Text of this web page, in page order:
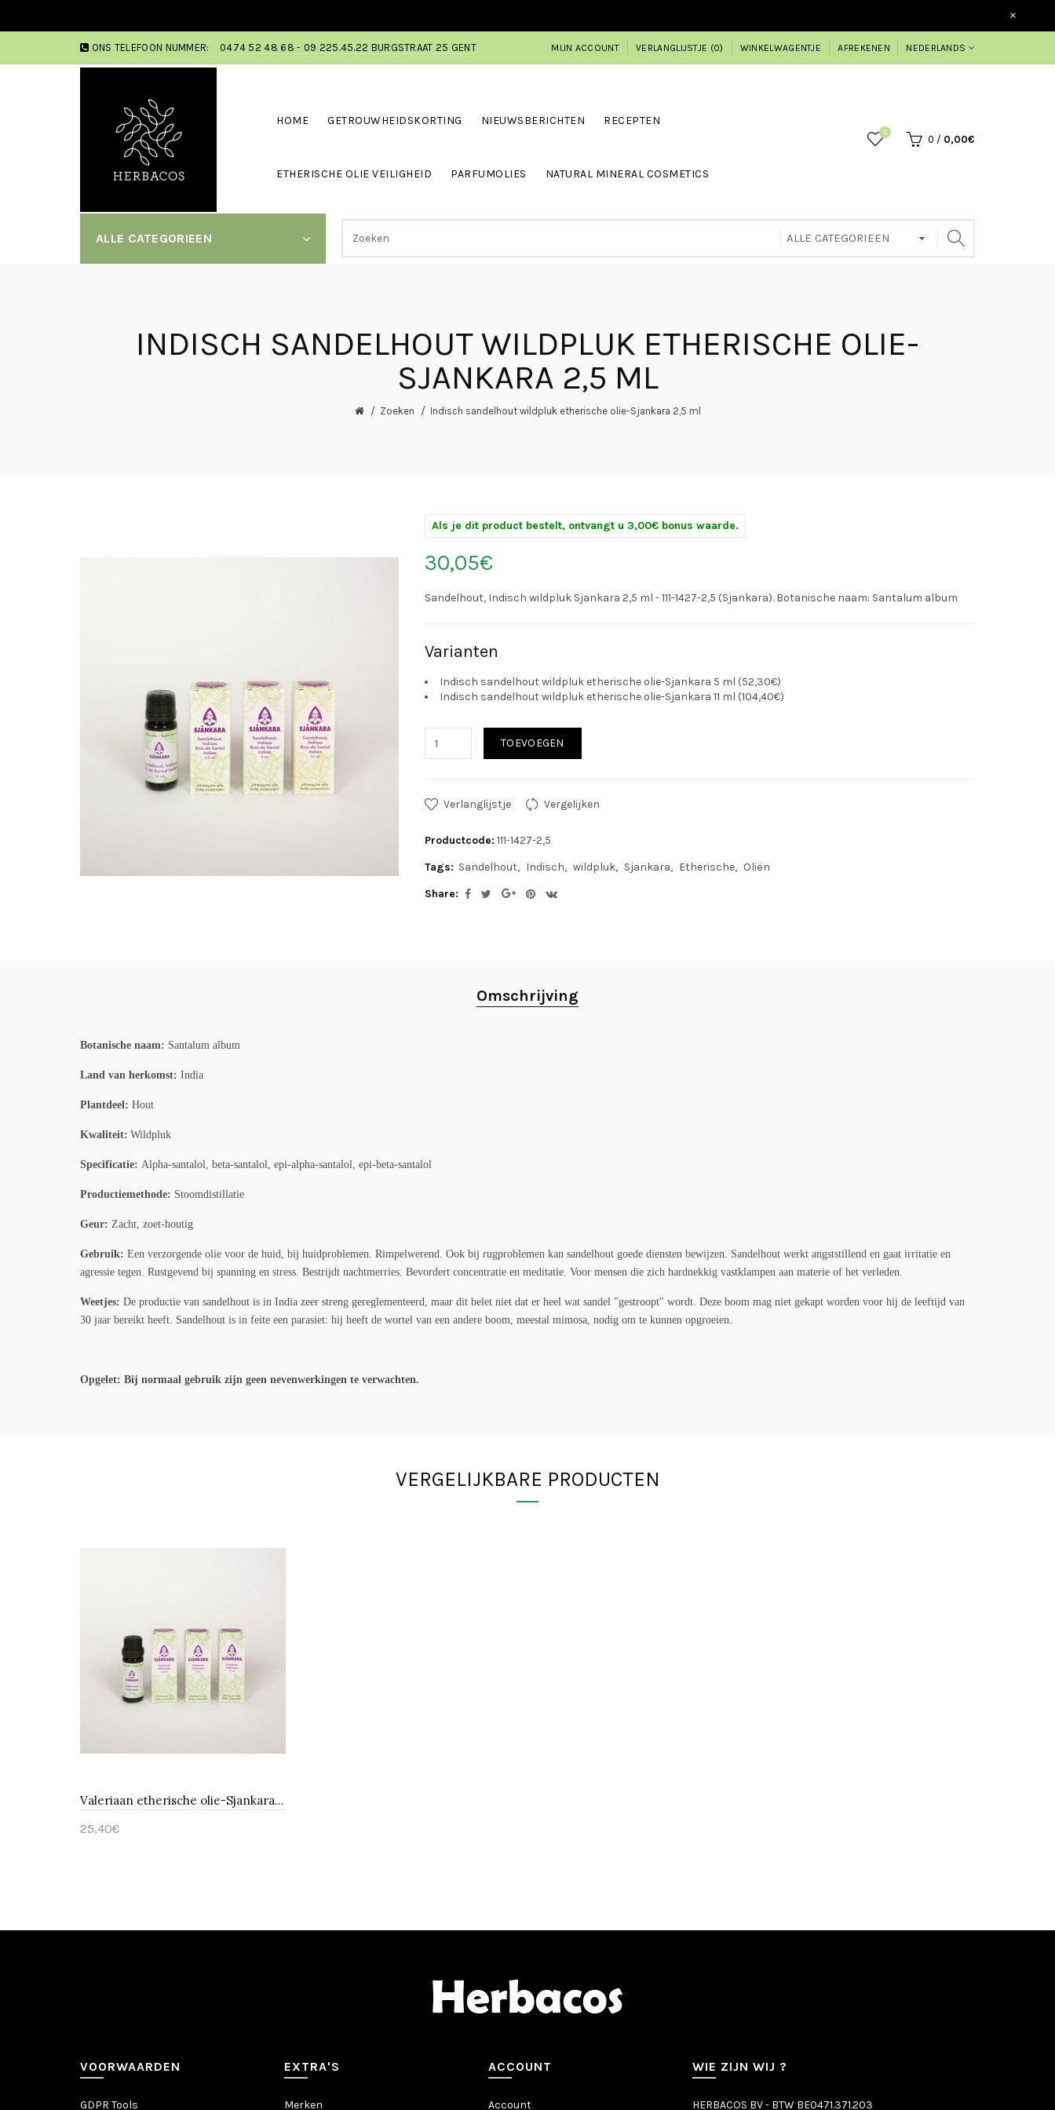
×
ONS TELEFOON NUMMER: 0474 52 48 68 - 09 225.45.22 BURGSTRAAT 25 GENT MIJN ACCOUNT VERLANGLIJSTJE (0) WINKELWAGENTJE AFREKENEN NEDERLANDS
HOME GETROUWHEIDSKORTING NIEUWSBERICHTEN RECEPTEN
ETHERISCHE OLIE VEILIGHEID PARFUMOLIES NATURAL MINERAL COSMETICS
0
0 / 0,00€
ALLE CATEGORIEEN
INDISCH SANDELHOUT WILDPLUK ETHERISCHE OLIE-
SJANKARA 2,5 ML
Zoeken Indisch sandelhout wildpluk etherische olie-Sjankara 2,5 ml
Als je dit product bestelt, ontvangt u 3,00€ bonus waarde.
30,05€
Sandelhout, Indisch wildpluk Sjankara 2,5 ml - 111-1427-2,5 (Sjankara). Botanische naam: Santalum album
Varianten
Indisch sandelhout wildpluk etherische olie-Sjankara 5 ml (52,30€)
Indisch sandelhout wildpluk etherische olie-Sjankara 11 ml (104,40€)
TOEVOEGEN
Verlanglijstje Vergelijken
Productcode: 111-1427-2,5
Tags: Sandelhout Indisch wildpluk Sjankara Etherische
Oliën
Share:
Omschrijving
Botanische naam: Santalum album
Land van herkomst: India
Plantdeel: Hout
Kwaliteit: Wildpluk
Specificatie: Alpha-santalol, beta-santalol, epi-alpha-santalol, epi-beta-santalol
Productiemethode: Stoomdistillatie
Geur: Zacht, zoet-houtig
Gebruik: Een verzorgende olie voor de huid, bij huidproblemen. Rimpelwerend. Ook bij rugproblemen kan sandelhout goede diensten bewijzen. Sandelhout werkt angststillend en gaat irritatie en
agressie tegen. Rustgevend bij spanning en stress. Bestrijdt nachtmerries. Bevordert concentratie en meditatie. Voor mensen die zich hardnekkig vastklampen aan materie of het verleden.
Weetjes: De productie van sandelhout is in India zeer streng gereglementeerd, maar dit belet niet dat er heel wat sandel "gestroopt" wordt. Deze boom mag niet gekapt worden voor hij de leeftijd van
30 jaar bereikt heeft. Sandelhout is in feite een parasiet: hij heeft de wortel van een andere boom, meestal mimosa, nodig om te kunnen opgroeien.
Opgelet: Bij normaal gebruik zijn geen nevenwerkingen te verwachten.
VERGELIJKBARE PRODUCTEN
Valeriaan etherische olie-Sjankara 5 ml
25,40€
VOORWAARDEN
GDPR Tools
EXTRA'S
Merken
ACCOUNT
Account
WIE ZIJN WIJ ?
HERBACOS BV - BTW BE0471.371.203